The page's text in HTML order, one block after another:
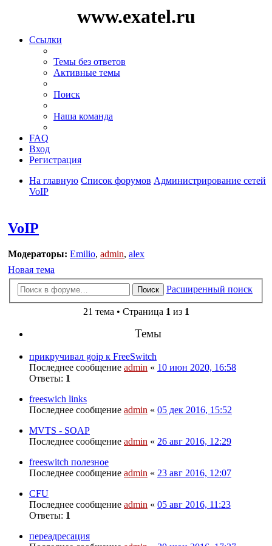
www.exatel.ru
Ссылки
Темы без ответов
Активные темы
Поиск
Наша команда
FAQ
Вход
Регистрация
На главную Список форумов Администрирование сетей
VoIP
VoIP
Модераторы: Emilio, admin, alex
Новая тема
Поиск Расширенный поиск
21 тема • Страница 1 из 1
Темы
прикручивал goip к FreeSwitch
Последнее сообщение admin « 10 июн 2020, 16:58
Ответы: 1
freeswich links
Последнее сообщение admin « 05 дек 2016, 15:52
MVTS - SOAP
Последнее сообщение admin « 26 авг 2016, 12:29
freeswitch полезное
Последнее сообщение admin « 23 авг 2016, 12:07
CFU
Последнее сообщение admin « 05 авг 2016, 11:23
Ответы: 1
переадресация